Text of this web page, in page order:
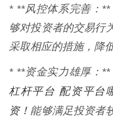
* **风控体系完善：
够对投资者的交易行
采取相应的措施，降
* **资金实力雄厚：**
杠杆平台 配资平台
资！ 能够满足投资者